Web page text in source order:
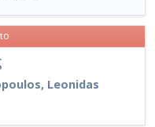
Leonidas